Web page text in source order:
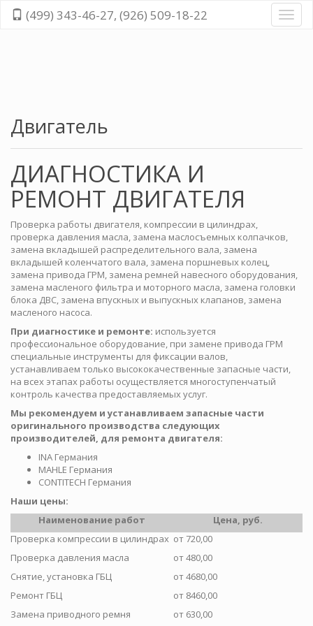
(499) 343-46-27, (926) 509-18-22
и
Двигатель
ДИАГНОСТИКА И
РЕМОНТ ДВИГАТЕЛЯ
Проверка работы двигателя, компрессии в цилиндрах,
проверка давления масла, замена маслосъемных колпачков,
замена вкладышей распределительного вала, замена
вкладышей коленчатого вала, замена поршневых колец,
замена привода ГРМ, замена ремней навесного оборудования,
замена масленого фильтра и моторного масла, замена головки
блока ДВС, замена впускных и выпускных клапанов, замена
масленого насоса.
При диагностике и ремонте: используется
профессиональное оборудование, при замене привода ГРМ
специальные инструменты для фиксации валов,
устанавливаем только высококачественные запасные части,
на всех этапах работы осуществляется многоступенчатый
контроль качества предоставляемых услуг.
Мы рекомендуем и устанавливаем запасные части
оригинального производства следующих
производителей, для ремонта двигателя:
INA Германия
MAHLE Германия
CONTITECH Германия
Наши цены:
Наименование работ
Цена, руб.
Проверка компрессии в цилиндрах от 720,00
Проверка давления масла
от 480,00
Снятие, установка ГБЦ
от 4680,00
Ремонт ГБЦ
от 8460,00
Замена приводного ремня
от 630,00